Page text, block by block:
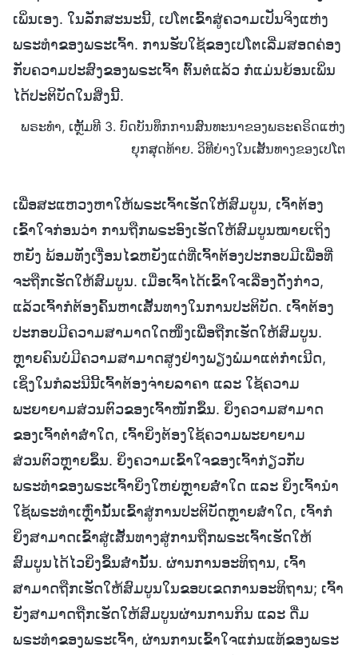
ເພິ່ນເອງ. ໃນລັກສະນະນີ້, ເປໂຕເຂົ້າສູ່ຄວາມເປັນຈິງແຫ່ງ
ພຣະທຳຂອງພຣະເຈົ້າ. ການຮັບໃຊ້ຂອງເປໂຕເລີ່ມສອດຄ່ອງ
ກັບຄວາມປະສົງຂອງພຣະເຈົ້າ ຕົ້ນຕໍແລ້ວ ກໍແມ່ນຍ້ອນເພິ່ນ
ໄດ້ປະຕິບັດໃນສິ່ງນີ້.
ພຣະທຳ, ເຫຼັ້ມທີ 3. ບົດບັນທຶກການສົນທະນາຂອງພຣະຄຣິດແຫ່ງ
ຍຸກສຸດທ້າຍ. ວິທີຍ່າງໃນເສັ້ນທາງຂອງເປໂຕ
ເພື່ອສະແຫວງຫາໃຫ້ພຣະເຈົ້າເຮັດໃຫ້ສົມບູນ, ເຈົ້າຕ້ອງ
ເຂົ້າໃຈກ່ອນວ່າ ການຖືກພຣະອົງເຮັດໃຫ້ສົມບູນໝາຍເຖິງ
ຫຍັງ ພ້ອມທັງເງື່ອນໄຂຫຍັງແດ່ທີ່ເຈົ້າຕ້ອງປະກອບມີເພື່ອທີ່
ຈະຖືກເຮັດໃຫ້ສົມບູນ. ເມື່ອເຈົ້າໄດ້ເຂົ້າໃຈເລື່ອງດັ່ງກ່າວ,
ແລ້ວເຈົ້າກໍຕ້ອງຄົ້ນຫາເສັ້ນທາງໃນການປະຕິບັດ. ເຈົ້າຕ້ອງ
ປະກອບມີຄວາມສາມາດໃດໜຶ່ງເພື່ອຖືກເຮັດໃຫ້ສົມບູນ.
ຫຼາຍຄົນບໍ່ມີຄວາມສາມາດສູງຢ່າງພຽງພໍມາແຕ່ກໍາເນີດ,
ເຊິ່ງໃນກໍລະນີນີ້ເຈົ້າຕ້ອງຈ່າຍລາຄາ ແລະ ໃຊ້ຄວາມ
ພະຍາຍາມສ່ວນຕົວຂອງເຈົ້າໜັກຂຶ້ນ. ຍິ່ງຄວາມສາມາດ
ຂອງເຈົ້າຕໍ່າສໍ່າໃດ, ເຈົ້າຍິ່ງຕ້ອງໃຊ້ຄວາມພະຍາຍາມ
ສ່ວນຕົວຫຼາຍຂຶ້ນ. ຍິ່ງຄວາມເຂົ້າໃຈຂອງເຈົ້າກ່ຽວກັບ
ພຣະທຳຂອງພຣະເຈົ້າຍິ່ງໃຫຍ່ຫຼາຍສໍ່າໃດ ແລະ ຍິ່ງເຈົ້ານໍາ
ໃຊ້ພຣະທຳເຫຼົ່ານັ້ນເຂົ້າສູ່ການປະຕິບັດຫຼາຍສໍ່າໃດ, ເຈົ້າກໍ
ຍິ່ງສາມາດເຂົ້າສູ່ເສັ້ນທາງສູ່ການຖືກພຣະເຈົ້າເຮັດໃຫ້
ສົມບູນໄດ້ໄວຍິ່ງຂຶ້ນສໍ່ານັ້ນ. ຜ່ານການອະທິຖານ, ເຈົ້າ
ສາມາດຖືກເຮັດໃຫ້ສົມບູນໃນຂອບເຂດການອະທິຖານ; ເຈົ້າ
ຍັງສາມາດຖືກເຮັດໃຫ້ສົມບູນຜ່ານການກິນ ແລະ ດື່ມ
ພຣະທຳຂອງພຣະເຈົ້າ, ຜ່ານການເຂົ້າໃຈແກ່ນແທ້ຂອງພຣະ